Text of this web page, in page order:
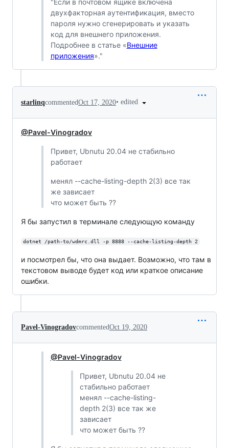
"Если в почтовом ящике включена
двухфакторная аутентификация, вместо
пароля нужно сгенерировать и указать
код для внешнего приложения.
Подробнее в статье «Внешние
приложения»."
starlinqcommentedOct 17, 2020• edited
@Pavel-Vinogradov
Привет, Ubnutu 20.04 не стабильно
работает
менял --cache-listing-depth 2(3) все так
же зависает
что может быть ??
Я бы запустил в терминале следующую команду
dotnet /path-to/wdmrc.dll -p 8888 --cache-listing-depth 2
и посмотрел бы, что она выдает. Возможно, что там в
текстовом выводе будет код или краткое описание
ошибки.
Pavel-VinogradovcommentedOct 19, 2020
@Pavel-Vinogradov
Привет, Ubnutu 20.04 не
стабильно работает
менял --cache-listing-
depth 2(3) все так же
зависает
что может быть ??